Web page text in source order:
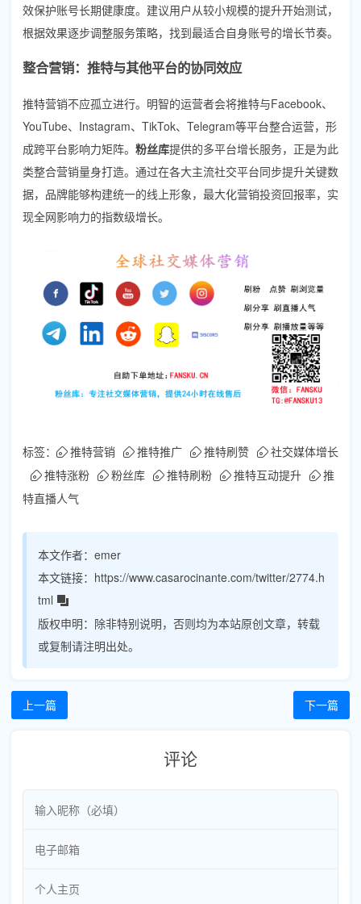
效保护账号长期健康度。建议用户从较小规模的提升开始测试，
根据效果逐步调整服务策略，找到最适合自身账号的增长节奏。
整合营销：推特与其他平台的协同效应
推特营销不应孤立进行。明智的运营者会将推特与Facebook、
YouTube、Instagram、TikTok、Telegram等平台整合运营，形
成跨平台影响力矩阵。 粉丝库提供的多平台增长服务，正是为此
类整合营销量身打造。通过在各大主流社交平台同步提升关键数
据，品牌能够构建统一的线上形象，最大化营销投资回报率，实
现全网影响力的指数级增长。
标签： 推特营销 推特推广 推特刷赞
社交媒体增长
推特涨粉
粉丝库 推特刷粉 推特互动提升
推
特直播人气
本文作者： emer
本文链接： https://www.casarocinante.com/twitter/2774.h
tml
版权申明： 除非特别说明，否则均为本站原创文章，转载
或复制请注明出处。
上一篇 下一篇
评论